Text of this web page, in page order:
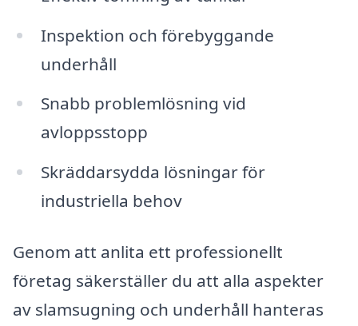
Inspektion och förebyggande
underhåll
Snabb problemlösning vid
avloppsstopp
Skräddarsydda lösningar för
industriella behov
Genom att anlita ett professionellt
företag säkerställer du att alla aspekter
av slamsugning och underhåll hanteras